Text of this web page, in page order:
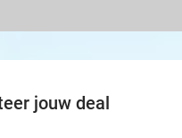
jouw deal